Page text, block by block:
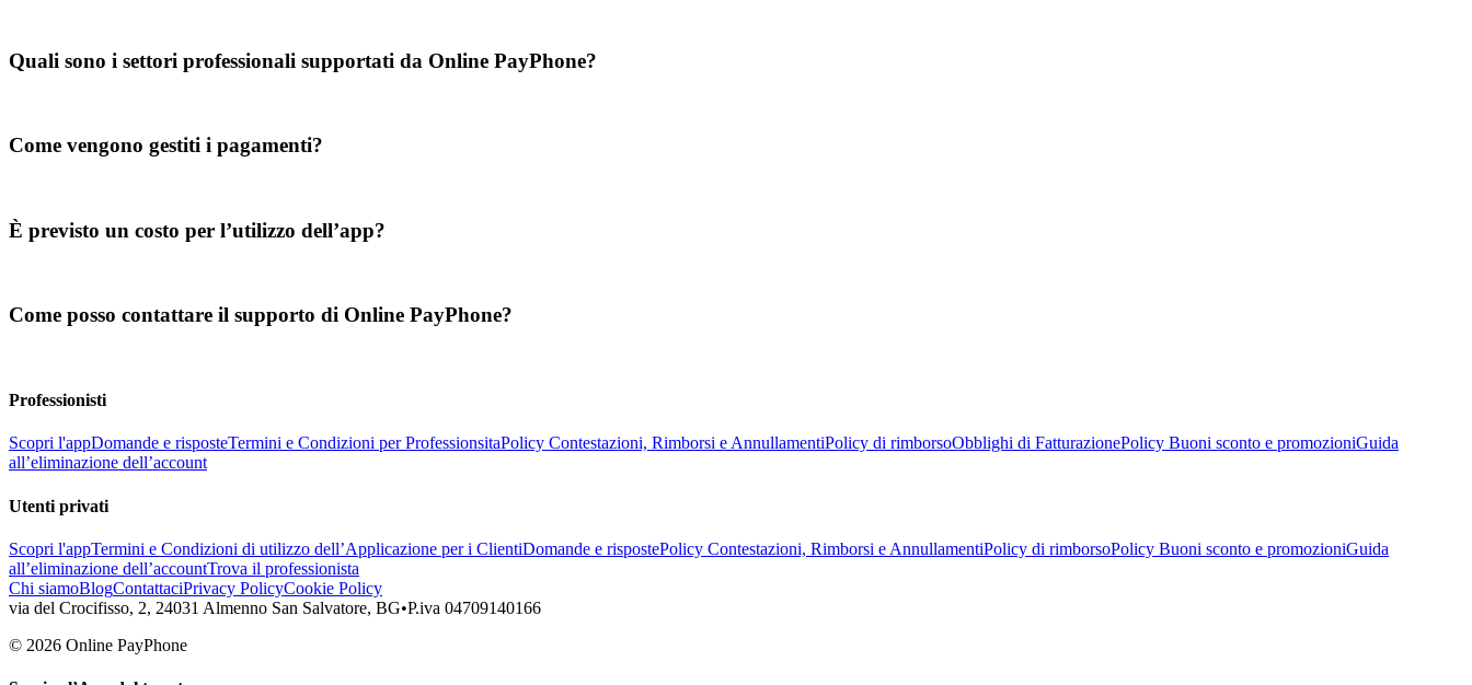
Quali sono i settori professionali supportati da Online PayPhone?
Come vengono gestiti i pagamenti?
È previsto un costo per l’utilizzo dell’app?
Come posso contattare il supporto di Online PayPhone?
Professionisti
Scopri l'appDomande e risposteTermini e Condizioni per ProfessionsitaPolicy Contestazioni, Rimborsi e AnnullamentiPolicy di rimborsoObblighi di FatturazionePolicy Buoni sconto e promozioniGuida
all’eliminazione dell’account
Utenti privati
Scopri l'appTermini e Condizioni di utilizzo dell’Applicazione per i ClientiDomande e rispostePolicy Contestazioni, Rimborsi e AnnullamentiPolicy di rimborsoPolicy Buoni sconto e promozioniGuida
all’eliminazione dell’accountTrova il professionista
Chi siamoBlogContattaciPrivacy PolicyCookie Policy
via del Crocifisso, 2, 24031 Almenno San Salvatore, BG•P.iva 04709140166
© 2026 Online PayPhone